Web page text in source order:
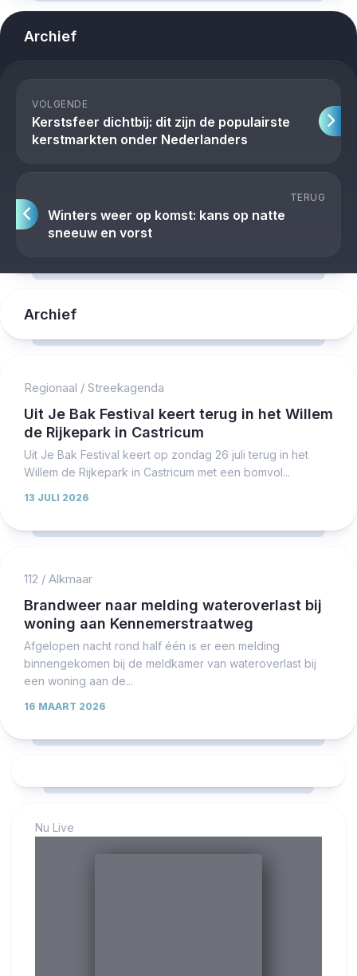
Archief
VOLGENDE
Kerstsfeer dichtbij: dit zijn de populairste
kerstmarkten onder Nederlanders
TERUG
Winters weer op komst: kans op natte
sneeuw en vorst
Archief
Regionaal / Streekagenda
Uit Je Bak Festival keert terug in het Willem
de Rijkepark in Castricum
Uit Je Bak Festival keert op zondag 26 juli terug in het
Willem de Rijkepark in Castricum met een bomvol...
13 JULI 2026
112 / Alkmaar
Brandweer naar melding wateroverlast bij
woning aan Kennemerstraatweg
Afgelopen nacht rond half één is er een melding
binnengekomen bij de meldkamer van wateroverlast bij
een woning aan de...
16 MAART 2026
Nu Live